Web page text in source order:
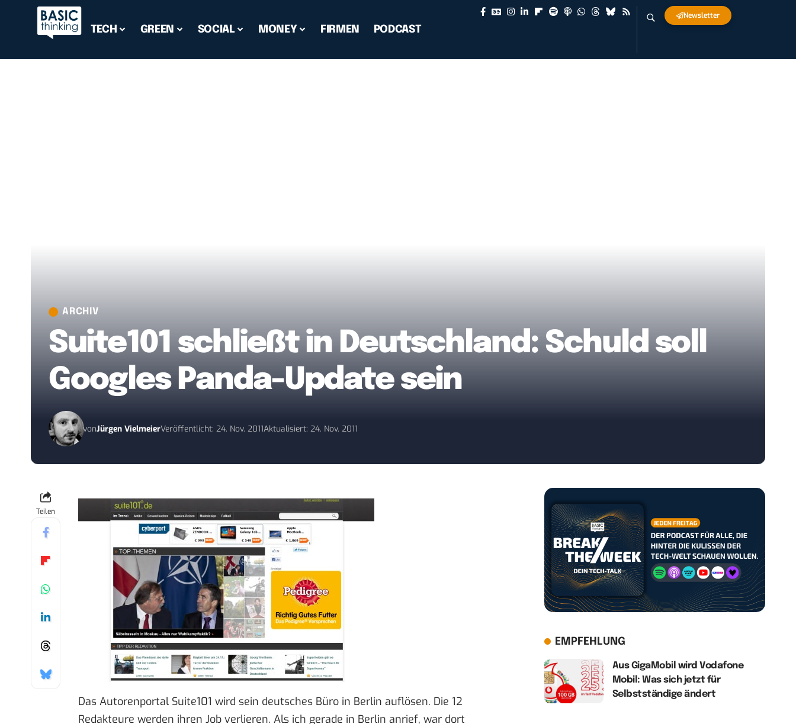
TECH GREEN SOCIAL MONEY FIRMEN PODCAST
Newsletter
ARCHIV
Suite101 schließt in Deutschland: Schuld soll
Googles Panda-Update sein
vonJürgen VielmeierVeröffentlicht: 24. Nov. 2011Aktualisiert: 24. Nov. 2011
Teilen
Das Autorenportal Suite101 wird sein deutsches Büro in Berlin auflösen. Die 12
Redakteure werden ihren Job verlieren. Als ich gerade in Berlin anrief, war dort
EMPFEHLUNG
Aus GigaMobil wird Vodafone
Mobil: Was sich jetzt für
Selbstständige ändert